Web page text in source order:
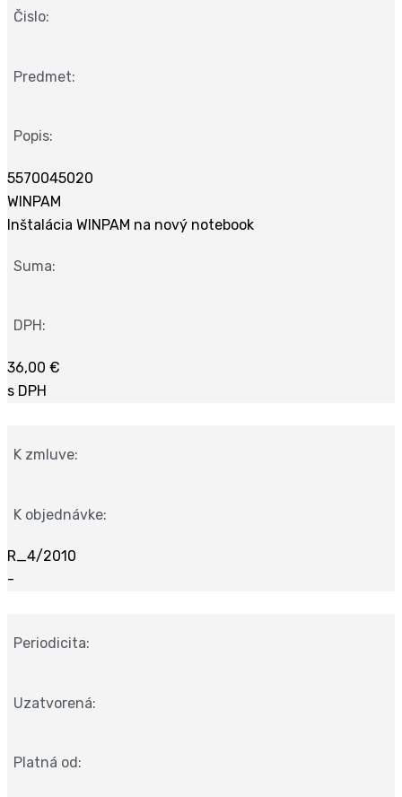
Čislo:
Predmet:
Popis:
5570045020
WINPAM
Inštalácia WINPAM na nový notebook
Suma:
DPH:
36,00 €
s DPH
K zmluve:
K objednávke:
R_4/2010
-
Periodicita:
Uzatvorená:
Platná od: